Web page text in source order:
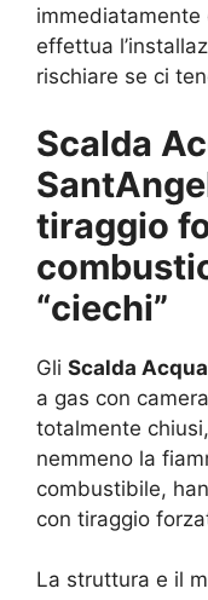
immediatamente
effettua
rischiare se ci
Scalda
tiraggio
“ciechi”
Gli Scalda
a gas con
totalmente
nemmeno la
combustibile,
con tiraggio
La struttura e il